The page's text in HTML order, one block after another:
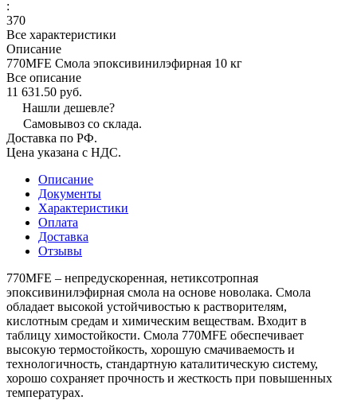
:
370
Все характеристики
Описание
770MFE Смола эпоксивинилэфирная 10 кг
Все описание
11 631.50 руб.
Нашли дешевле?
Самовывоз со склада.
Доставка по РФ.
Цена указана с НДС.
Описание
Документы
Характеристики
Оплата
Доставка
Отзывы
770MFE – непредускоренная, нетиксотропная
эпоксивинилэфирная смола на основе новолака. Смола
обладает высокой устойчивостью к растворителям,
кислотным средам и химическим веществам. Входит в
таблицу химостойкости. Смола 770MFE обеспечивает
высокую термостойкость, хорошую смачиваемость и
технологичность, стандартную каталитическую систему,
хорошо сохраняет прочность и жесткость при повышенных
температурах.